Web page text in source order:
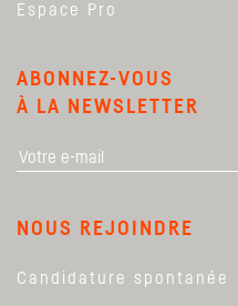
Espace Pro
ABONNEZ-VOUS
À LA NEWSLETTER
NOUS REJOINDRE
Candidature spontanée